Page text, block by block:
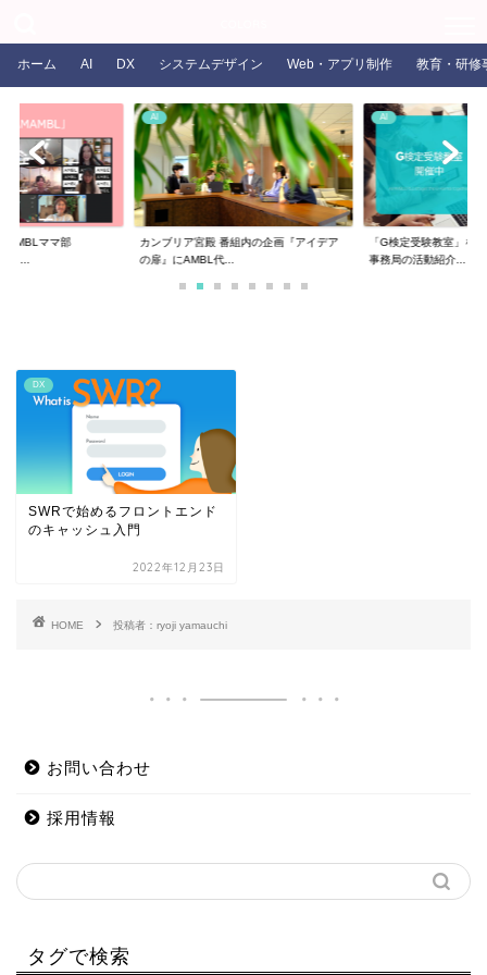
ホーム AI DX システムデザイン Web・アプリ制作 教育・研修
AMBLママ部
AI
カンブリア宮殿 番組内の企画『アイデア
の扉』にAMBL代...
AI
「G検定受験教室」を
事務局の活動紹介...
DX
SWRで始めるフロントエンド
のキャッシュ入門
2022年12月23日
HOME 投稿者：ryoji yamauchi
お問い合わせ
採用情報
タグで検索